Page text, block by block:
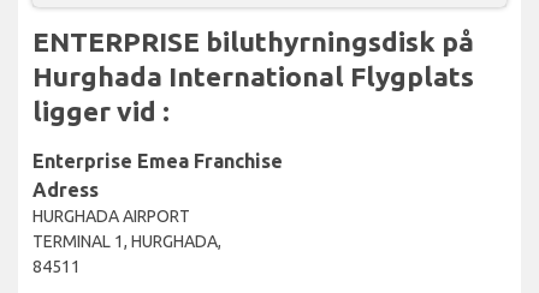
ENTERPRISE biluthyrningsdisk på
Hurghada International Flygplats
ligger vid :
Enterprise Emea Franchise
Adress
HURGHADA AIRPORT
TERMINAL 1, HURGHADA,
84511